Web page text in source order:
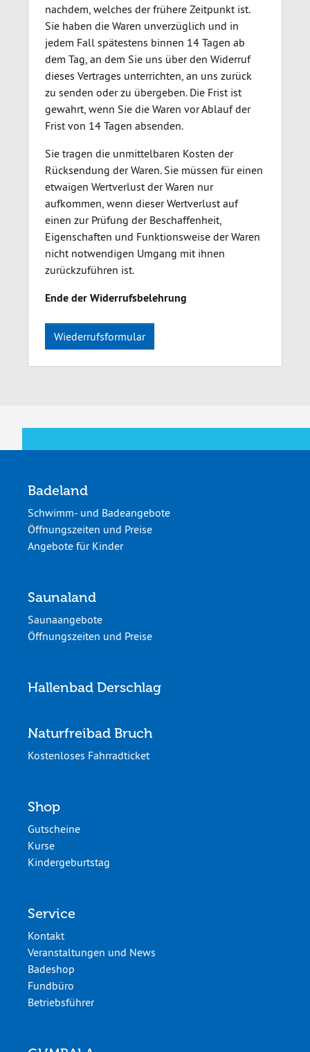
nachdem, welches der frühere Zeitpunkt ist.
Sie haben die Waren unverzüglich und in
jedem Fall spätestens binnen 14 Tagen ab
dem Tag, an dem Sie uns über den Widerruf
dieses Vertrages unterrichten, an uns zurück
zu senden oder zu übergeben. Die Frist ist
gewahrt, wenn Sie die Waren vor Ablauf der
Frist von 14 Tagen absenden.
Sie tragen die unmittelbaren Kosten der
Rücksendung der Waren. Sie müssen für einen
etwaigen Wertverlust der Waren nur
aufkommen, wenn dieser Wertverlust auf
einen zur Prüfung der Beschaffenheit,
Eigenschaften und Funktionsweise der Waren
nicht notwendigen Umgang mit ihnen
zurückzuführen ist.
Ende der Widerrufsbelehrung
Wiederrufsformular
Badeland
Schwimm- und Badeangebote
Öffnungszeiten und Preise
Angebote für Kinder
Saunaland
Saunaangebote
Öffnungszeiten und Preise
Hallenbad Derschlag
Naturfreibad Bruch
Kostenloses Fahrradticket
Shop
Gutscheine
Kurse
Kindergeburtstag
Service
Kontakt
Veranstaltungen und News
Badeshop
Fundbüro
Betriebsführer